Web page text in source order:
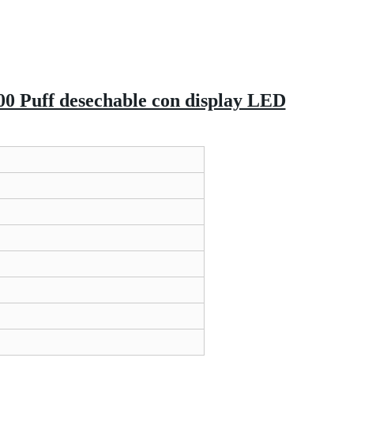
Puff desechable con display LED